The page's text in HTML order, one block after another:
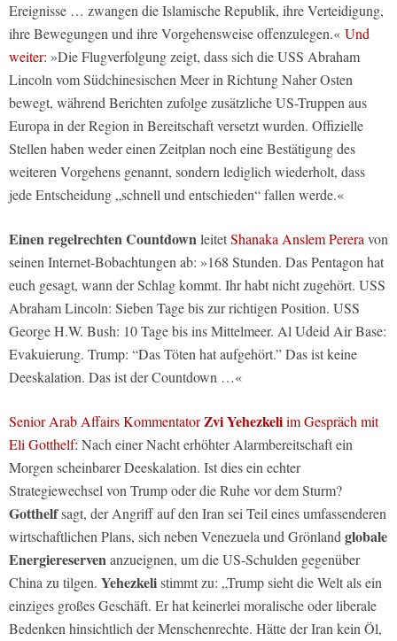
Ereignisse … zwangen die Islamische Republik, ihre Verteidigung,
ihre Bewegungen und ihre Vorgehensweise offenzulegen.« Und
weiter: »Die Flugverfolgung zeigt, dass sich die USS Abraham
Lincoln vom Südchinesischen Meer in Richtung Naher Osten
bewegt, während Berichten zufolge zusätzliche US-Truppen aus
Europa in der Region in Bereitschaft versetzt wurden. Offizielle
Stellen haben weder einen Zeitplan noch eine Bestätigung des
weiteren Vorgehens genannt, sondern lediglich wiederholt, dass
jede Entscheidung „schnell und entschieden“ fallen werde.«
Einen regelrechten CountdownleitetShanaka Anslem Pereravon
seinen Internet-Bobachtungen ab: »168 Stunden. Das Pentagon hat
euch gesagt, wann der Schlag kommt. Ihr habt nicht zugehört. USS
Abraham Lincoln: Sieben Tage bis zur richtigen Position. USS
George H.W. Bush: 10 Tage bis ins Mittelmeer. Al Udeid Air Base:
Evakuierung. Trump: “Das Töten hat aufgehört.” Das ist keine
Deeskalation. Das ist der Countdown …«
Senior Arab Affairs KommentatorZvi Yehezkeliim Gespräch mit
Eli Gotthelf: Nach einer Nacht erhöhter Alarmbereitschaft ein
Morgen scheinbarer Deeskalation. Ist dies ein echter
Strategiewechsel von Trump oder die Ruhe vor dem Sturm?
Gotthelfsagt, der Angriff auf den Iran sei Teil eines umfassenderen
wirtschaftlichen Plans, sich neben Venezuela und Grönlandglobale
Energiereservenanzueignen, um die US-Schulden gegenüber
China zu tilgen. Yehezkelistimmt zu: „Trump sieht die Welt als ein
einziges großes Geschäft. Er hat keinerlei moralische oder liberale
Bedenken hinsichtlich der Menschenrechte. Hätte der Iran kein Öl,